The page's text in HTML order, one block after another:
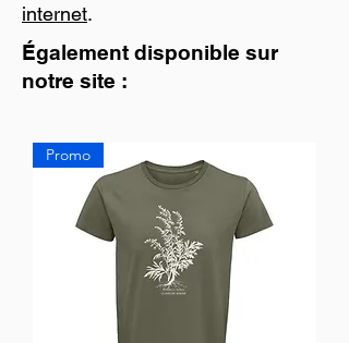
internet.
Également disponible sur
notre site :
Promo